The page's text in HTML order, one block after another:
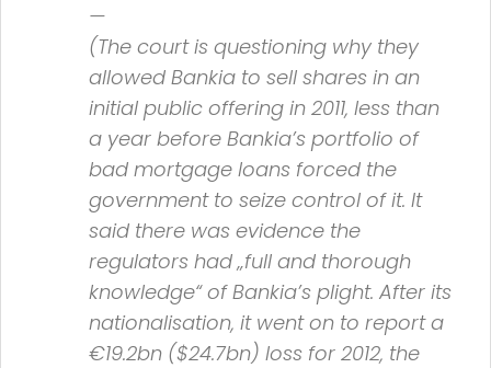
—
(The court is questioning why they
allowed Bankia to sell shares in an
initial public offering in 2011, less than
a year before Bankia’s portfolio of
bad mortgage loans forced the
government to seize control of it. It
said there was evidence the
regulators had„full and thorough
knowledge“ofBankia’s plight. After its
nationalisation, it went on to report a
€19.2bn ($24.7bn) loss for 2012, the